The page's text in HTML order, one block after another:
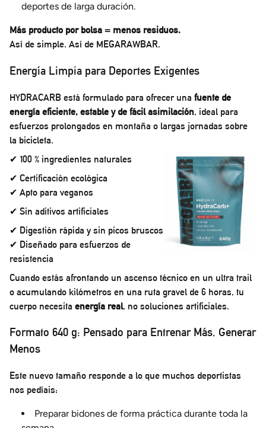
deportes de larga duración.
Más producto por bolsa = menos residuos.
Así de simple. Así de MEGARAWBAR.
Energía Limpia para Deportes Exigentes
HYDRACARB está formulado para ofrecer una fuente de
energía eficiente, estable y de fácil asimilación, ideal para
esfuerzos prolongados en montaña o largas jornadas sobre
la bicicleta.
✔ 100 % ingredientes naturales
✔ Certificación ecológica
✔ Apto para veganos
✔ Sin aditivos artificiales
✔ Digestión rápida y sin picos bruscos
✔ Diseñado para esfuerzos de
resistencia
Cuando estás afrontando un ascenso técnico en un ultra trail
o acumulando kilómetros en una ruta gravel de 6 horas, tu
cuerpo necesita energía real, no soluciones artificiales.
Formato 640 g: Pensado para Entrenar Más, Generar
Menos
Este nuevo tamaño responde a lo que muchos deportistas
nos pedíais:
Preparar bidones de forma práctica durante toda la